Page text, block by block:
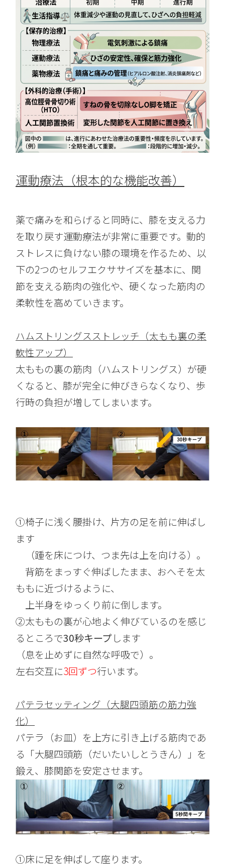
運動療法（根本的な機能改善）
薬で痛みを和らげると同時に、膝を支える力
を取り戻す運動療法が非常に重要です。動的
ストレスに負けない膝の環境を作るため、以
下の2つのセルフエクササイズを基本に、関
節を支える筋肉の強化や、硬くなった筋肉の
柔軟性を高めていきます。
ハムストリングスストレッチ（太もも裏の柔
軟性アップ）
太ももの裏の筋肉（ハムストリングス）が硬
くなると、膝が完全に伸びきらなくなり、歩
行時の負担が増してしまいます。
①椅子に浅く腰掛け、片方の足を前に伸ばし
ます
（踵を床につけ、つま先は上を向ける）。
背筋をまっすぐ伸ばしたまま、おへそを太
ももに近づけるように、
上半身をゆっくり前に倒します。
②太ももの裏が心地よく伸びているのを感じ
るところで30秒キープ します
（息を止めずに自然な呼吸で）。
左右交互に3回ずつ行います。
パテラセッティング（大腿四頭筋の筋力強
化）
パテラ（お皿）を上方に引き上げる筋肉であ
る「大腿四頭筋（だいたいしとうきん）」を
鍛え、膝関節を安定させます。
①床に足を伸ばして座ります。